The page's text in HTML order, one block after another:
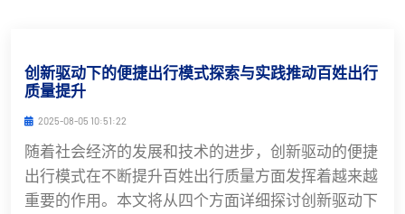
创新驱动下的便捷出行模式探索与实践推动百姓出行
质量提升
2025-08-05 10:51:22
随着社会经济的发展和技术的进步，创新驱动的便捷
出行模式在不断提升百姓出行质量方面发挥着越来越
重要的作用。本文将从四个方面详细探讨创新驱动下